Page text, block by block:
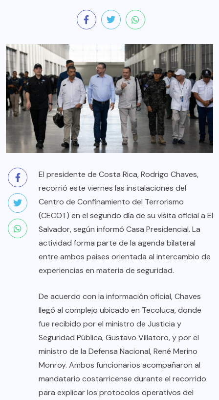
El presidente de Costa Rica, Rodrigo Chaves,
recorrió este viernes las instalaciones del
Centro de Confinamiento del Terrorismo
(CECOT) en el segundo día de su visita oficial a El
Salvador, según informó Casa Presidencial. La
actividad forma parte de la agenda bilateral
entre ambos países orientada al intercambio de
experiencias en materia de seguridad.
De acuerdo con la información oficial, Chaves
llegó al complejo ubicado en Tecoluca, donde
fue recibido por el ministro de Justicia y
Seguridad Pública, Gustavo Villatoro, y por el
ministro de la Defensa Nacional, René Merino
Monroy. Ambos funcionarios acompañaron al
mandatario costarricense durante el recorrido
para explicar los protocolos operativos del